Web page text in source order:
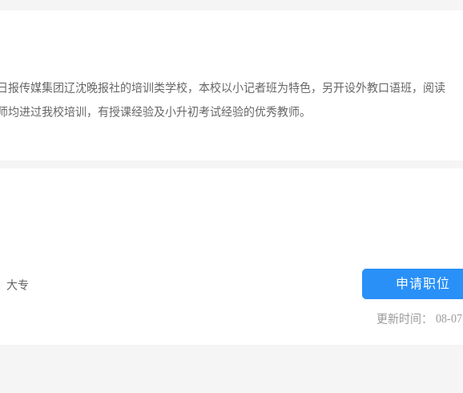
报传媒集团辽沈晚报社的培训类学校，本校以小记者班为特色，另开设外教口语班，阅读
进过我校培训，有授课经验及小升初考试经验的优秀教师。
大专 申请职位
更新时间： 08-07